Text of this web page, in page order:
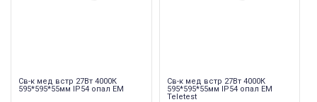
Св-к мед встр 27Вт 4000К
595*595*55мм IP54 опал EM
Св-к мед встр 27Вт 4000К
595*595*55мм IP54 опал EM
Teletest